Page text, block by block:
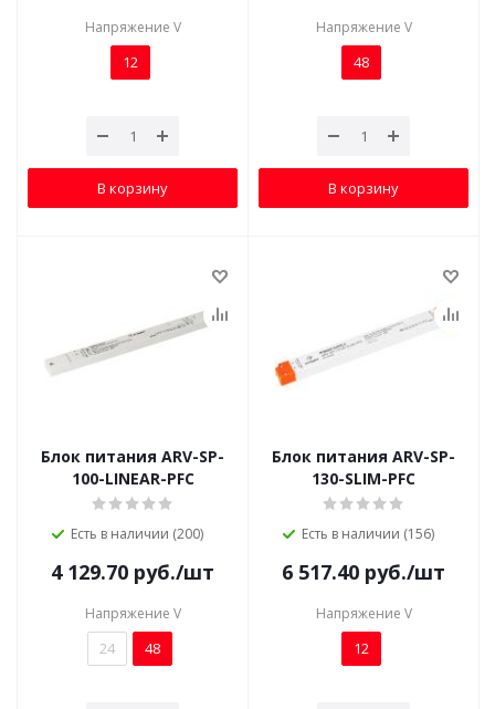
Напряжение V
12
В корзину
Напряжение V
48
В корзину
Блок питания ARV-SP-
100-LINEAR-PFC
Есть в наличии (200)
4 129.70 руб./шт
Напряжение V
24 48
Блок питания ARV-SP-
130-SLIM-PFC
Есть в наличии (156)
6 517.40 руб./шт
Напряжение V
12